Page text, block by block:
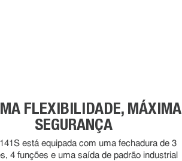
FLEXIBILIDADE, MÁXIMA
SEGURANÇA
está equipada com uma fechadura de 3
4 funções e uma saída de padrão industrial